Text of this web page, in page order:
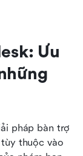
Ưu
pháp bàn trợ
thuộc vào